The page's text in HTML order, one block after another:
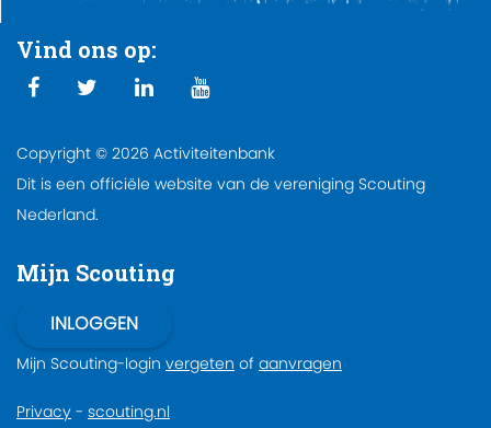
Vind ons op:
Copyright © 2026 Activiteitenbank
Dit is een officiële website van de vereniging Scouting
Nederland.
Mijn Scouting
Mijn Scouting-login vergeten of aanvragen
Privacy - scouting.nl